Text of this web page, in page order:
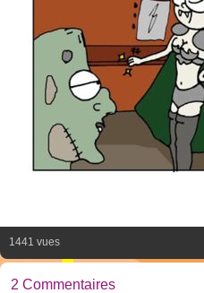
1441 vues
2 Commentaires